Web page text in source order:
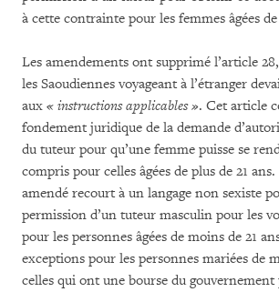
à cette contrainte pour les femmes âgées de
Les amendements ont supprimé l’article
les Saoudiennes voyageant à l’étranger
aux « instructions applicables ». Cet article
fondement juridique de la demande
du tuteur pour qu’une femme puisse se
compris pour celles âgées de plus de 21
amendé recourt à un langage non sexiste
permission d’un tuteur masculin pour les
pour les personnes âgées de moins de 21
exceptions pour les personnes mariées de
celles qui ont une bourse du